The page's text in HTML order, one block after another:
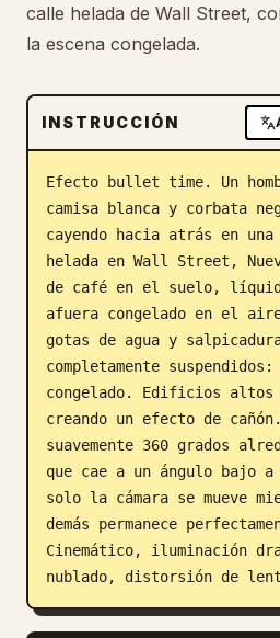
calle helada de Wall Street,
la escena congelada.
INSTRUCCIÓN
Efecto bullet time. Un
camisa blanca y corbata
cayendo hacia atrás en
helada en Wall Street,
de café en el suelo,
afuera congelado en el
gotas de agua y
completamente
congelado. Edificios altos
creando un efecto de
suavemente 360 grados
que cae a un ángulo bajo
solo la cámara se mueve
demás permanece
Cinemático, iluminación
nublado, distorsión de